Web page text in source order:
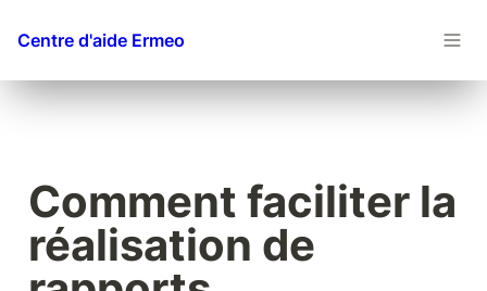
Centre d'aide Ermeo
Comment faciliter la
réalisation de